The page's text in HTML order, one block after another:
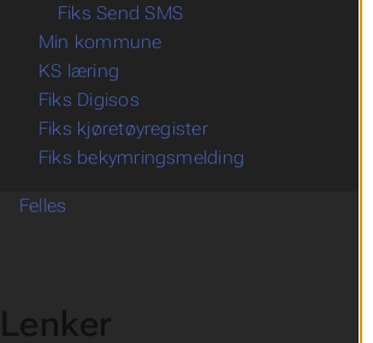
Fiks Send SMS
Min kommune
KS læring
Fiks Digisos
Fiks kjøretøyregister
Fiks bekymringsmelding
Felles
Lenker